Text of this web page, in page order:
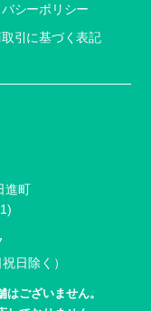
進町
日除く）
ございません。
シーポリシー
引に基づく表記